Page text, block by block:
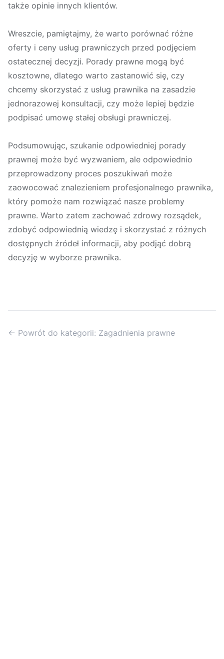
także opinie innych klientów.
Wreszcie, pamiętajmy, że warto porównać różne
oferty i ceny usług prawniczych przed podjęciem
ostatecznej decyzji. Porady prawne mogą być
kosztowne, dlatego warto zastanowić się, czy
chcemy skorzystać z usług prawnika na zasadzie
jednorazowej konsultacji, czy może lepiej będzie
podpisać umowę stałej obsługi prawniczej.
Podsumowując, szukanie odpowiedniej porady
prawnej może być wyzwaniem, ale odpowiednio
przeprowadzony proces poszukiwań może
zaowocować znalezieniem profesjonalnego prawnika,
który pomoże nam rozwiązać nasze problemy
prawne. Warto zatem zachować zdrowy rozsądek,
zdobyć odpowiednią wiedzę i skorzystać z różnych
dostępnych źródeł informacji, aby podjąć dobrą
decyzję w wyborze prawnika.
← Powrót do kategorii: Zagadnienia prawne